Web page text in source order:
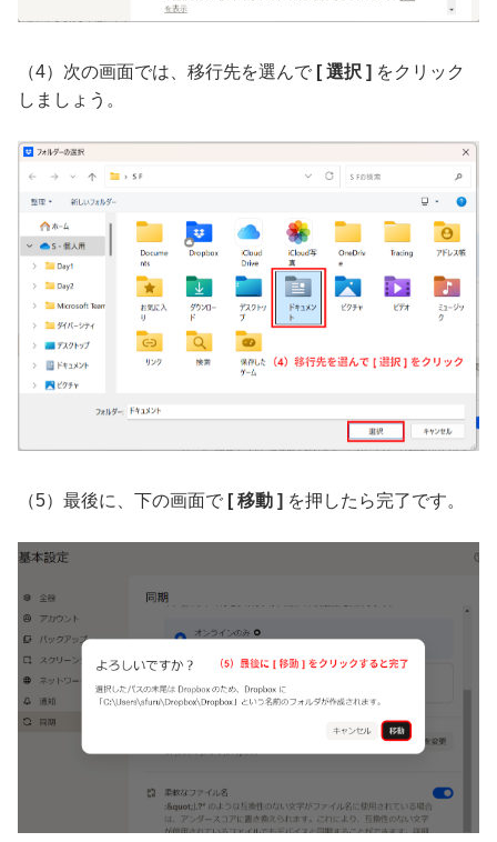
（4）次の画面では、移行先を選んで [ 選択 ] をクリック
しましょう。
（5）最後に、下の画面で [ 移動 ] を押したら完了です。